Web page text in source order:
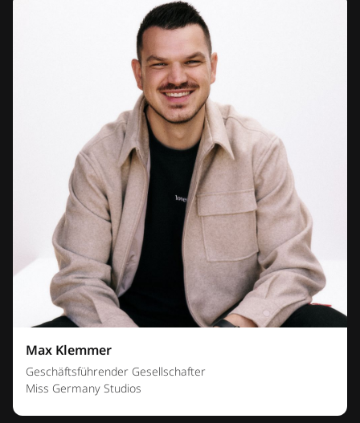
Max Klemmer
Geschäftsführender Gesellschafter
Miss Germany Studios